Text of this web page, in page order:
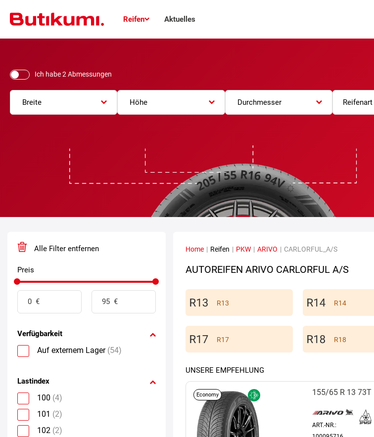
Reifen Aktuelles
Ich habe 2 Abmessungen
Breite Höhe Durchmesser Reifenart
Alle Filter entfernen
Preis
Verfügbarkeit
Auf externem Lager (54)
Lastindex
100 (4)
101 (2)
102 (2)
Home | Reifen | PKW | ARIVO | CARLORFUL_A/S
AUTOREIFEN ARIVO CARLORFUL A/S
R13 R14
R17 R18
UNSERE EMPFEHLUNG
Economy 155/65 R 13 73T
ART.-NR.: